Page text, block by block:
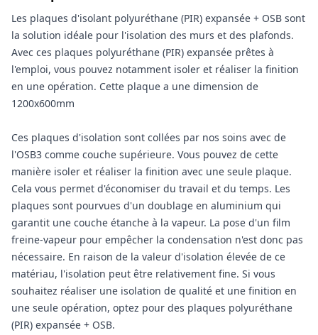
Les plaques d'isolant polyuréthane (PIR) expansée + OSB sont
la solution idéale pour l'isolation des murs et des plafonds.
Avec ces plaques polyuréthane (PIR) expansée prêtes à
l'emploi, vous pouvez notamment isoler et réaliser la finition
en une opération. Cette plaque a une dimension de
1200x600mm
Ces plaques d'isolation sont collées par nos soins avec de
l'OSB3 comme couche supérieure. Vous pouvez de cette
manière isoler et réaliser la finition avec une seule plaque.
Cela vous permet d'économiser du travail et du temps. Les
plaques sont pourvues d'un doublage en aluminium qui
garantit une couche étanche à la vapeur. La pose d'un film
freine-vapeur pour empêcher la condensation n'est donc pas
nécessaire. En raison de la valeur d'isolation élevée de ce
matériau, l'isolation peut être relativement fine. Si vous
souhaitez réaliser une isolation de qualité et une finition en
une seule opération, optez pour des plaques polyuréthane
(PIR) expansée + OSB.